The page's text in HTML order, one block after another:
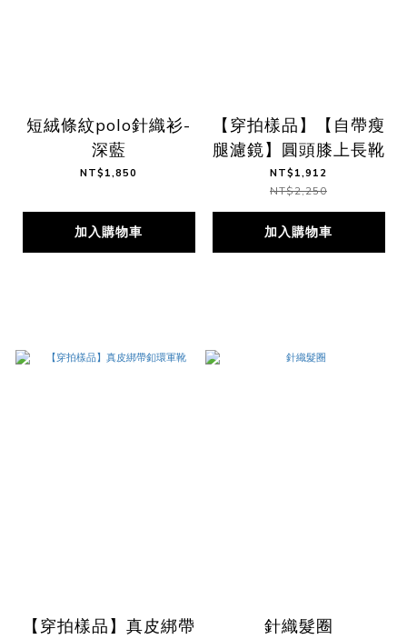
短絨條紋polo針織衫-
深藍
NT$1,850
加入購物車
【穿拍樣品】【自帶瘦
腿濾鏡】圓頭膝上長靴
NT$1,912
NT$2,250
加入購物車
【穿拍樣品】真皮綁帶
針織髮圈